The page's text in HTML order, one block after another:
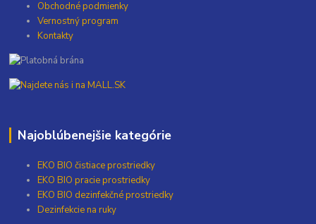
Obchodné podmienky
Vernostný program
Kontakty
Najoblúbenejšie kategórie
EKO BIO čistiace prostriedky
EKO BIO pracie prostriedky
EKO BIO dezinfekčné prostriedky
Dezinfekcie na ruky